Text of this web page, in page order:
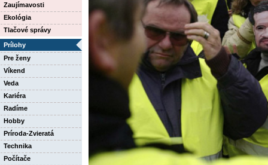
Zaujímavosti
Ekológia
Tlačové správy
Prílohy
Pre ženy
Víkend
Veda
Kariéra
Radíme
Hobby
Príroda-Zvieratá
Technika
Počítače